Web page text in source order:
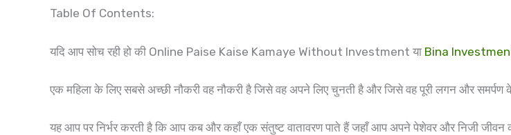
Table Of Contents:
यदि आप सोच रही हो की Online Paise Kaise Kamaye Without Investment या Bina
एक महिला के लिए सबसे अच्छी नौकरी वह नौकरी है जिसे वह अपने लिए चुनती है और जिसे वह पूरी लगन और समर्पण
यह आप पर निर्भर करती है कि आप कब और कहाँ एक संतुष्ट वातावरण पाते हैं जहाँ आप अपने पेशेवर और निजी